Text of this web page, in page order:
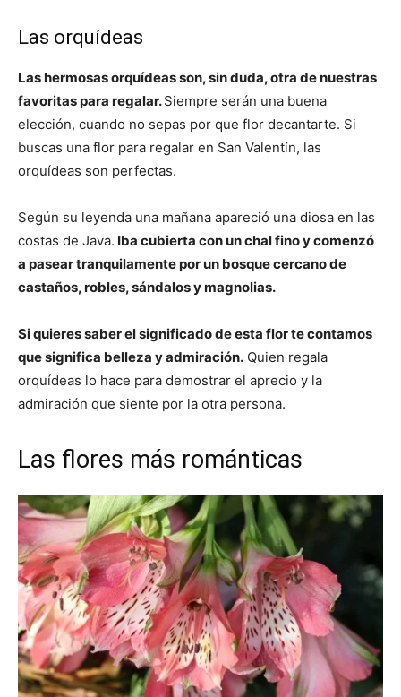
Las orquídeas
Las hermosas orquídeas son, sin duda, otra de nuestras
favoritas para regalar.Siempre serán una buena
elección, cuando no sepas por que flor decantarte. Si
buscas una flor para regalar en San Valentín, las
orquídeas son perfectas.
Según su leyenda una mañana apareció una diosa en las
costas de Java. Iba cubierta con un chal fino y comenzó
a pasear tranquilamente por un bosque cercano de
castaños, robles, sándalos y magnolias.
Si quieres saber el significado de esta flor te contamos
que significa belleza y admiración. Quien regala
orquídeas lo hace para demostrar el aprecio y la
admiración que siente por la otra persona.
Las flores más románticas